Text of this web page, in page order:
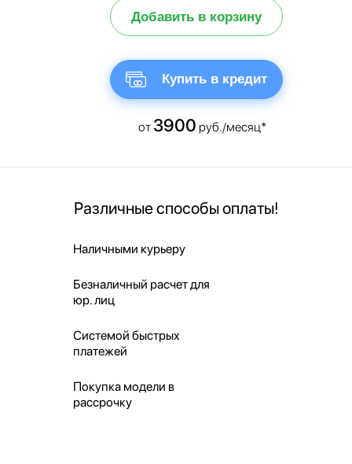
Добавить в корзину
Купить в кредит
от 3900 руб./месяц*
Различные способы оплаты!
Наличными курьеру
Безналичный расчет для
юр. лиц
Системой быстрых
платежей
Покупка модели в
рассрочку